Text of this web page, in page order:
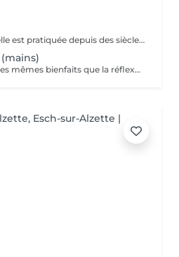
Ce n'est rien de nouveau, elle est pratiquée depuis des siècles, en Egypte, Tibet et Chine ; C'est une Technique manuelle, naturelle et sans danger. Elle ne guérit pas mais par une stimulation des zones réflexes, nous aidons l'organisme à un bon fonctionnement : urinaire, respiratoire, digestif, endocrinien et osseux. Le Pied est le corps en miniature. Nous pouvons constater que chaque zone est reliée à des organes précis du corps et par l'action du toucher, le corps va recevoir une information et va le transmettre au système nerveux. C'est une médecine ou thérapie douce utilisée pour relâcher les tensions du corps en utilisant le massage ou des pressions sur le pied ! C'est pourquoi nous parlerons d'Aide et d'Accompagnement
C'est la même pratique et les mêmes bienfaits que la réflexologie des pieds ; "de plus c est très bénéfique pour les douleurs des articulations des mains , et pour ceux qui ont de l 'arthrose également..." contre indication : Femmes enceintes (- de 3 mois) ; pacemaker, thrombose, cancer et Fièvre.